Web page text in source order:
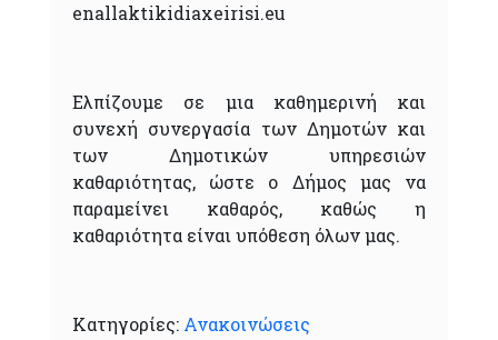
enallaktikidiaxeirisi.eu
Ελπίζουμε σε μια καθημερινή και
συνεχή συνεργασία των Δημοτών και
των Δημοτικών υπηρεσιών
καθαριότητας, ώστε ο Δήμος μας να
παραμείνει καθαρός, καθώς η
καθαριότητα είναι υπόθεση όλων μας.
Κατηγορίες: Ανακοινώσεις